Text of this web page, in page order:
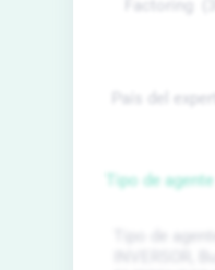
Tipo de agente